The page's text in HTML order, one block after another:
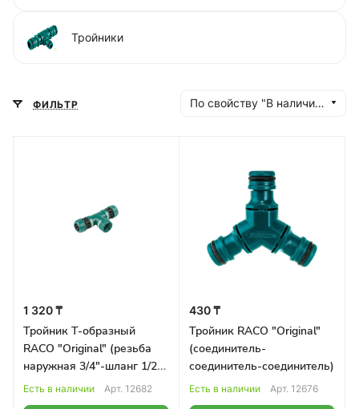
Тройники
ФИЛЬТР По свойству "В наличии" (убывание)
1 320 ₸
Тройник Т-образный
RACO "Original" (резьба
наружная 3/4"-шланг 1/2"-
шланг 1/2")
Есть в наличии Арт. 12682
430 ₸
Тройник RACO "Original"
(соединитель-
соединитель-соединитель)
Есть в наличии Арт. 12676